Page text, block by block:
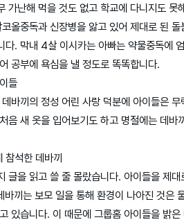
가난해 먹을 것도 없고 학교에 다니지도
올중독과 신장병을 앓고 있어 제대로 된
다. 막내 4살 이시카는 아빠는 약물중독에
공부에 욕심을 낼 정도로 똑똑합니다.
들
바끼의 정성 어린 사랑 덕분에 아이들은
음 새 옷을 입어보기도 하고 명절에는 데
참석한 데바끼
글을 읽고 쓸 줄 몰랐습니다. 아이들을 제
끼는 보모 일을 통해 환경이 나아진 것은
있습니다. 이 때문에 그룹홈 아이들을 밝